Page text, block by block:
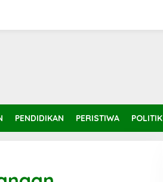
PENDIDIKAN PERISTIWA POLITIK